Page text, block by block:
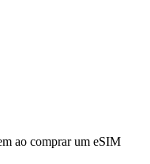
ao comprar um eSIM